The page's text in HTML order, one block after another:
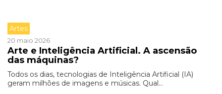
Artes
20 maio 2026
Arte e Inteligência Artificial. A ascensão
das máquinas?
Todos os dias, tecnologias de Inteligência Artificial (IA)
geram milhões de imagens e músicas. Qual...